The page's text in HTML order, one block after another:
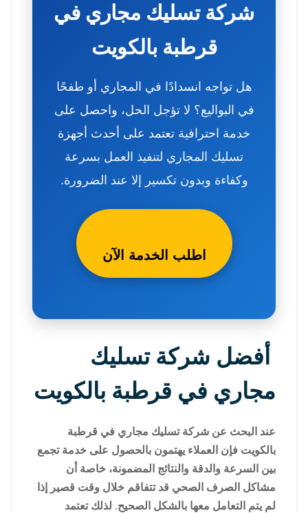
شركة تسليك مجاري في
قرطبة بالكويت
هل تواجه انسدادًا في المجاري أو طفحًا
في البواليع؟ لا تؤجل الحل، واحصل على
خدمة احترافية تعتمد على أحدث أجهزة
تسليك المجاري لتنفيذ العمل بسرعة
وكفاءة وبدون تكسير إلا عند الضرورة.
اطلب الخدمة الآن
أفضل شركة تسليك
مجاري في قرطبة بالكويت
عند البحث عن شركة تسليك مجاري في قرطبة
بالكويت فإن العملاء يهتمون بالحصول على خدمة تجمع
بين السرعة والدقة والنتائج المضمونة، خاصة أن
مشاكل الصرف الصحي قد تتفاقم خلال وقت قصير إذا
لم يتم التعامل معها بالشكل الصحيح. لذلك تعتمد